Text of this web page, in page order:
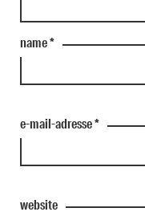
name*
e-mail-adresse*
website